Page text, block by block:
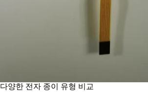
다양한 전자 종이 유형 비교